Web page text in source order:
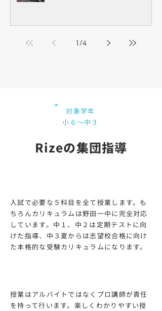
1 /4
対象学年
小６〜中３
​Rizeの集団指導
入試で必要な５科目を全て授業します。も
ちろんカリキュラムは野田一中に完全対応
しています。中１、中２は定期テストに向
けた指導、中３夏からは志望校合格に向け
た本格的な受験カリキュラムになります。
授業はアルバイトではなくプロ講師が責任
を持って行います。楽しくわかりやすい授